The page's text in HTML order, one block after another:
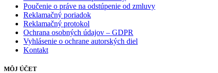
Poučenie o práve na odstúpenie od zmluvy
Reklamačný poriadok
Reklamačný protokol
Ochrana osobných údajov – GDPR
Vyhlásenie o ochrane autorských diel
Kontakt
MÔJ ÚČET